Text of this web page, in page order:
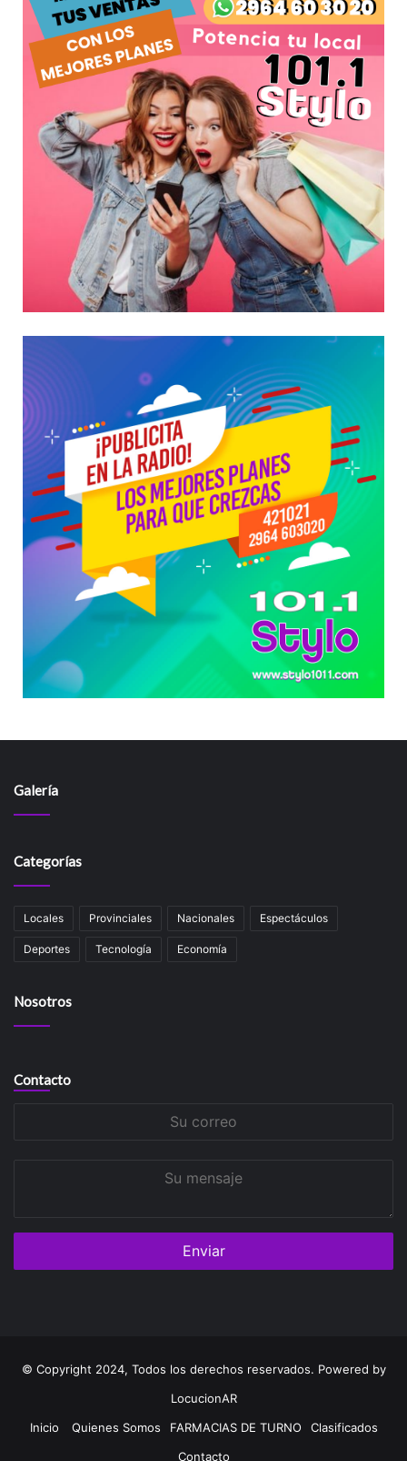
Galería
Categorías
Locales Provinciales Nacionales Espectáculos
Deportes Tecnología Economía
Nosotros
Contacto
© Copyright 2024, Todos los derechos reservados. Powered by
LocucionAR
Inicio
Quienes Somos FARMACIAS DE TURNO
Clasificados
Contacto